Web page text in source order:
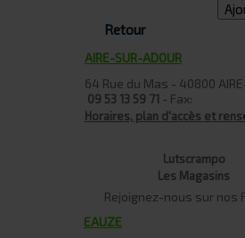
Retour
AIRE-SUR-ADOUR
64 Rue du Mas - 40800
09 53 13 59 71 - Fax:
Horaires, plan d'accès et
Lutscrampo
Les Magasins
Rejoignez-nous sur nos
EAUZE